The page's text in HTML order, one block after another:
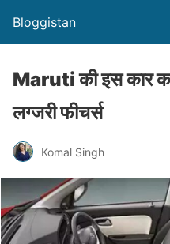
Bloggistan
Maruti की इस कार
लग्जरी फीचर्स
Komal Singh